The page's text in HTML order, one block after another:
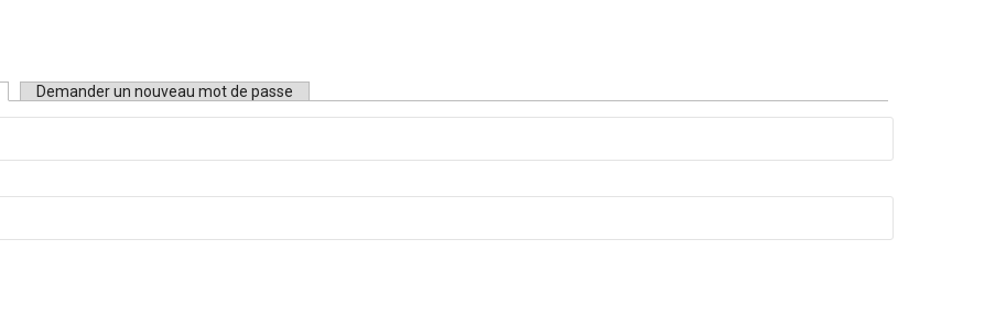
(onglet actif)
Demander un nouveau mot de passe